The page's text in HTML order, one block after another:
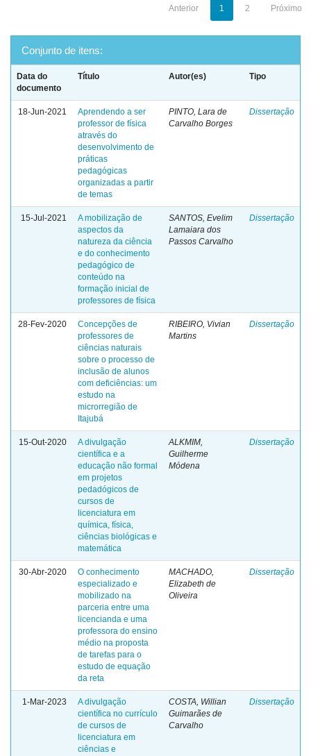
Anterior 1 2 Próximo
Conjunto de itens:
Data do
documento
Título Autor(es) Tipo
18-Jun-2021
Aprendendo a ser
professor de física
através do
desenvolvimento de
práticas
pedagógicas
organizadas a partir
de temas
PINTO, Lara de
Carvalho Borges
Dissertação
15-Jul-2021
A mobilização de
aspectos da
natureza da ciência
e do conhecimento
pedagógico de
conteúdo na
formação inicial de
professores de física
SANTOS, Evelim
Lamaiara dos
Passos Carvalho
Dissertação
28-Fev-2020
Concepções de
professores de
ciências naturais
sobre o processo de
inclusão de alunos
com deficiências: um
estudo na
microrregião de
Itajubá
RIBEIRO, Vivian
Martins
Dissertação
15-Out-2020
A divulgação
científica e a
educação não formal
em projetos
pedadógicos de
cursos de
licenciatura em
química, física,
ciências biológicas e
matemática
ALKMIM,
Guilherme
Módena
Dissertação
30-Abr-2020
O conhecimento
especializado e
mobilizado na
parceria entre uma
licencianda e uma
professora do ensino
médio na proposta
de tarefas para o
estudo de equação
da reta
MACHADO,
Elizabeth de
Oliveira
Dissertação
1-Mar-2023
A divulgação
científica no currículo
de cursos de
licenciatura em
ciências e
COSTA, Willian
Guimarães de
Carvalho
Dissertação